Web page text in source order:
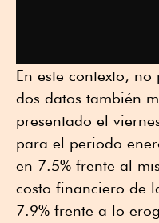
En este contexto,
dos datos también
presentado el
para el periodo
en 7.5% frente al
costo financiero de
7.9% frente a lo